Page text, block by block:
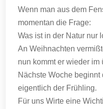
Wenn man aus dem
momentan die Frage:
Was ist in der Natur nur
An Weihnachten
nun kommt er wieder im
Nächste Woche beginnt
eigentlich der Frühling.
Für uns Wirte eine